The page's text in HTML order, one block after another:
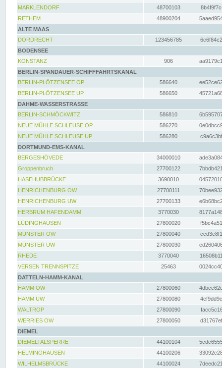
MARKLENDORF
48700103
RETHEM
48900204
ALTE MAAS
DORDRECHT
123456785
BODENSEE
KONSTANZ
906
BERLIN-SPANDAUER-SCHIFFFAHRTSKANAL
BERLIN-PLÖTZENSEE OP
586640
BERLIN-PLÖTZENSEE UP
586650
DAHME-WASSERSTRASSE
BERLIN-SCHMÖCKWITZ
586810
NEUE MÜHLE SCHLEUSE OP
586270
NEUE MÜHLE SCHLEUSE UP
586280
DORTMUND-EMS-KANAL
BERGESHÖVEDE
34000010
Groppenbruch
27700122
HASEHUBBRÜCKE
3690010
HENRICHENBURG OW
27700111
HENRICHENBURG UW
27700133
HERBRUM HAFENDAMM
3770030
LÜDINGHAUSEN
27800020
MÜNSTER OW
27800040
MÜNSTER UW
27800030
RHEDE
3770040
VERSEN TRENNSPITZE
25463
DATTELN-HAMM-KANAL
HAMM OW
27800060
HAMM UW
27800080
WALTROP
27800090
WERRIES OW
27800050
DIEMEL
DIEMELTALSPERRE
44100104
HELMINGHAUSEN
44100206
WILHELMSBRÜCKE
44100024